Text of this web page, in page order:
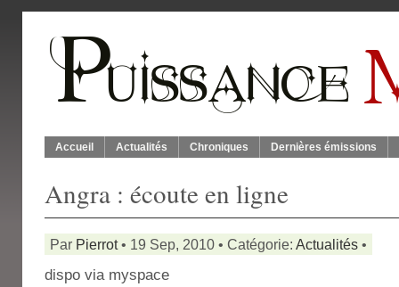
Accueil Actualités Chroniques Dernières émissions
Angra : écoute en ligne
Par Pierrot• 19 Sep, 2010 • Catégorie: Actualités •
dispo via myspace